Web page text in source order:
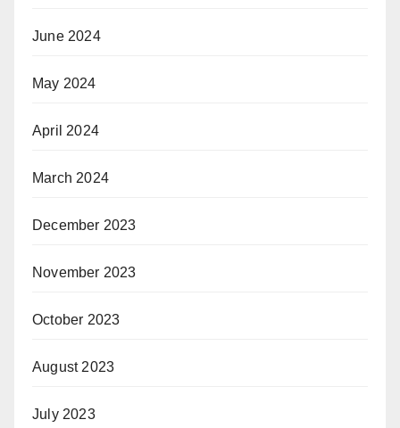
June 2024
May 2024
April 2024
March 2024
December 2023
November 2023
October 2023
August 2023
July 2023